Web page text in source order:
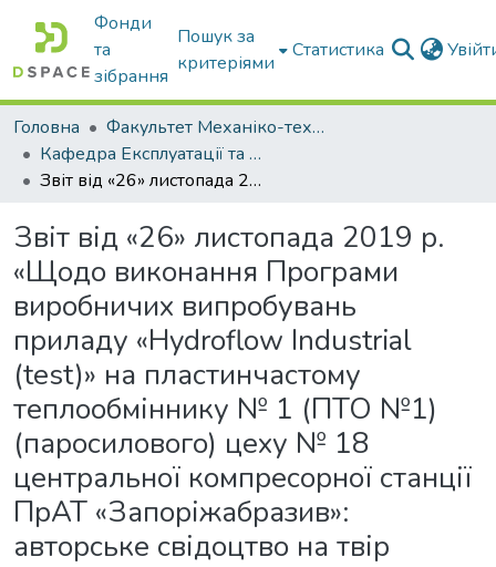
Фонди
та
зібрання
Пошук за
критеріями
Статистика
Головна
Факультет Механіко-технологічний
Кафедра Експлуатації та технічного сервісу машин
Звіт від «26» листопада 2019 р. «Щодо виконання Програми виробничих випробувань приладу «Hydroflow Industrial (test)» на пластинчастому теплообміннику № 1 (ПТО №1) (паросилового) цеху № 18 центральної компресорної станції ПрАТ «Запоріжабразив»: авторське свідоцтво на твір
Звіт від «26» листопада 2019 р.
«Щодо виконання Програми
виробничих випробувань
приладу «Hydroflow Industrial
(test)» на пластинчастому
теплообміннику № 1 (ПТО №1)
(паросилового) цеху № 18
центральної компресорної станції
ПрАТ «Запоріжабразив»:
авторське свідоцтво на твір